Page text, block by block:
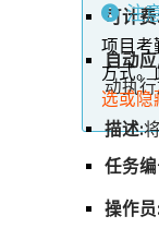
可计
自动
动执行
描述:
注
项目考
方式。
选或隐
任务
操作